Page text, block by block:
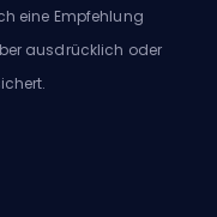
eine Empfehlung
ausdrücklich oder